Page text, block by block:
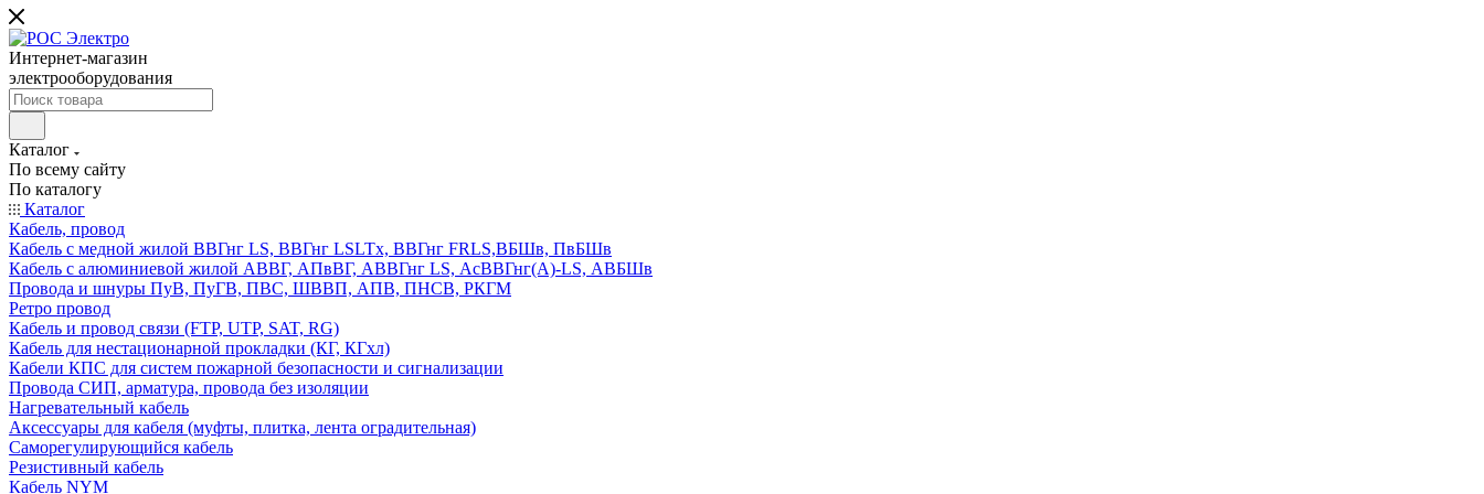
Интернет-магазин
электрооборудования
Каталог
По всему сайту
По каталогу
Каталог
Кабель, провод
Кабель с медной жилой ВВГнг LS, ВВГнг LSLTx, ВВГнг FRLS,ВБШв, ПвБШв
Кабель с алюминиевой жилой АВВГ, АПвВГ, АВВГнг LS, АсВВГнг(А)-LS, АВБШв
Провода и шнуры ПуВ, ПуГВ, ПВС, ШВВП, АПВ, ПНСВ, РКГМ
Ретро провод
Кабель и провод связи (FTP, UTP, SAT, RG)
Кабель для нестационарной прокладки (КГ, КГхл)
Кабели КПС для систем пожарной безопасности и сигнализации
Провода СИП, арматура, провода без изоляции
Нагревательный кабель
Аксессуары для кабеля (муфты, плитка, лента оградительная)
Саморегулирующийся кабель
Резистивный кабель
Кабель NYM